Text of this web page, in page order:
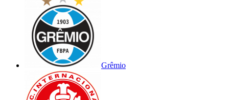
Grêmio